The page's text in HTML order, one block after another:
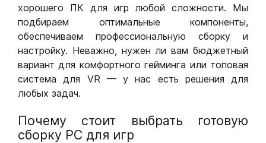
хорошего ПК для игр любой сложности. Мы
подбираем оптимальные компоненты,
обеспечиваем профессиональную сборку и
настройку. Неважно, нужен ли вам бюджетный
вариант для комфортного гейминга или топовая
система для VR — у нас есть решения для
любых задач.
Почему стоит выбрать готовую
сборку РС для игр